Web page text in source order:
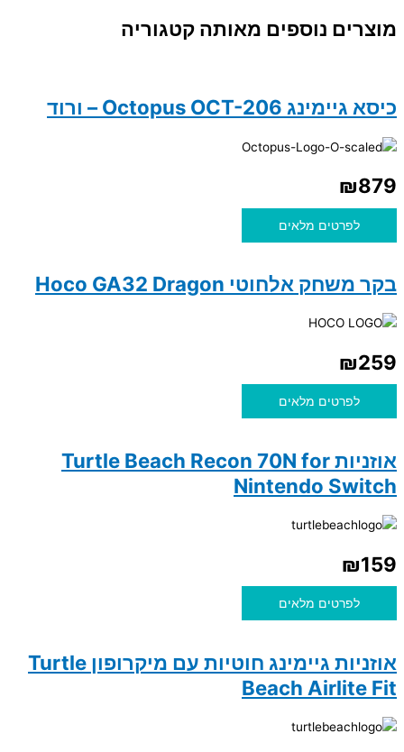
מוצרים נוספים מאותה קטגוריה
כיסא גיימינג Octopus OCT-206 – ורוד
₪879
לפרטים מלאים
בקר משחק אלחוטי Hoco GA32 Dragon
₪259
לפרטים מלאים
אוזניות Turtle Beach Recon 70N for
Nintendo Switch
₪159
לפרטים מלאים
אוזניות גיימינג חוטיות עם מיקרופון Turtle
Beach Airlite Fit